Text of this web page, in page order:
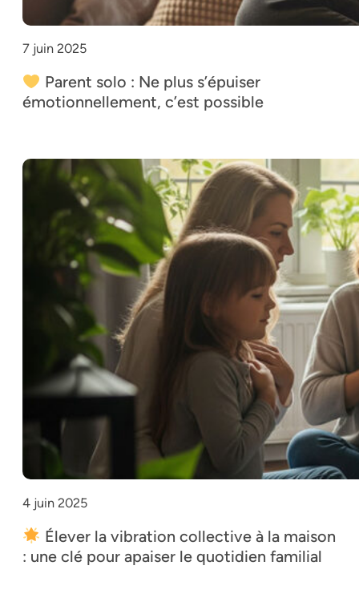
7 juin 2025
Parent solo : Ne plus s’épuiser
émotionnellement, c’est possible
4 juin 2025
Élever la vibration collective à la maison
: une clé pour apaiser le quotidien familial